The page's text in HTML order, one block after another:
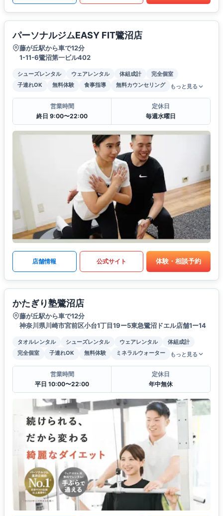
パーソナルジムEASY FIT鷺沼店
藤が丘駅から車で12分
1-11-6鷺沼第一ビル402
シューズレンタル ウェアレンタル 体組成計
完全個室
子連れOK
無料体験 食事指導 無料カウンセリング もっと見る
営業時間
終日 9:00〜22:00
定休日
毎週水曜日
店舗情報 公式サイト 体験・相談予約
かたぎり塾鷺沼店
藤が丘駅から車で12分
神奈川県川崎市宮前区小台1丁目19ー5東急鷺沼ドエル店舗1ー14
タオルレンタル シューズレンタル ウェアレンタル
体組成計
完全個室
子連れOK 無料体験 ミネラルウォーター もっと見る
営業時間
平日 10:00〜22:00
定休日
年中無休